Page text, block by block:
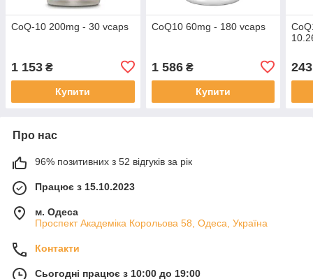
CoQ-10 200mg - 30 vcaps
1 153 ₴
Купити
CoQ10 60mg - 180 vcaps
1 586₴
Купити
243
Про нас
96% позитивних з 52 відгуків за рік
Працює з 15.10.2023
м. Одеса
Проспект Академіка Корольова 58, Одеса, Україна
Контакти
Сьогодні працює з 10:00 до 19:00